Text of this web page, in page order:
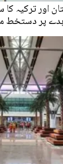
اور ترکیہ کا
پر دستخط